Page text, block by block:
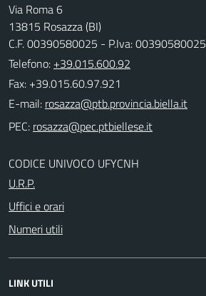
Via Roma 6
13815 Rosazza (BI)
C.F. 00390580025 - P.Iva: 00390580025
Telefono: +39.015.600.92
Fax: +39.015.60.97.921
E-mail:
PEC:
CODICE UNIVOCO UFYCNH
U.R.P.
Uffici e orari
Numeri utili
LINK UTILI